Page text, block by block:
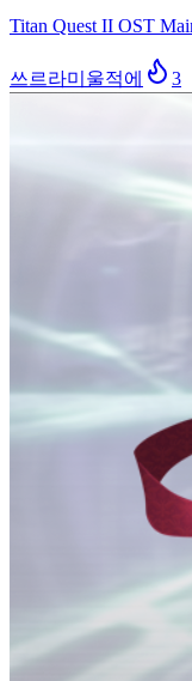
Titan Quest II OST
쓰르라미울적에 3